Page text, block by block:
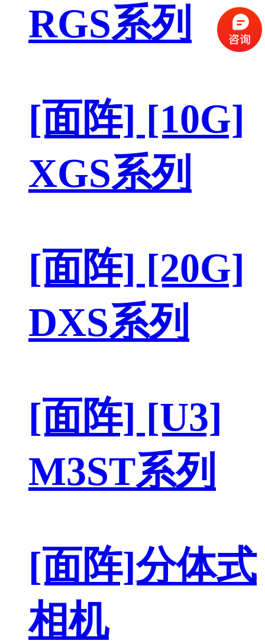
RGS系列
[面阵] [10G]
XGS系列
[面阵] [20G]
DXS系列
[面阵] [U3]
M3ST系列
[面阵]分体式
相机